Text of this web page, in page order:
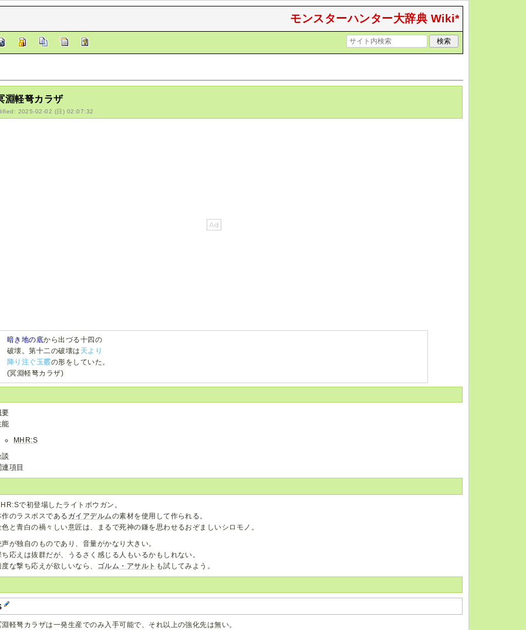
モンスターハンター大辞典 Wiki*
淵軽弩カラザ
2025-02-02 (日) 02:07:32
暗き地の底から出づる十四の
破壊。第十二の破壊は 天より
降り注ぐ玉霰の形をしていた。
(冥淵軽弩カラザ)
要
能
MHR:S
談
連項目
で初登場したライトボウガン。
作のラスボスである ガイアデルムの素材を使用して作られる。
色と青白の禍々しい意匠は、まるで死神の鎌を思わせるおぞましいシロモノ。
声が独自のものであり、音量がかなり大きい。
ち応えは抜群だが、うるさく感じる人もいるかもしれない。
度な撃ち応えが欲しいなら、 ゴルム・アサルト も試してみよう。
淵軽弩カラザは一発生産でのみ入手可能で、それ以上の強化先は無い。